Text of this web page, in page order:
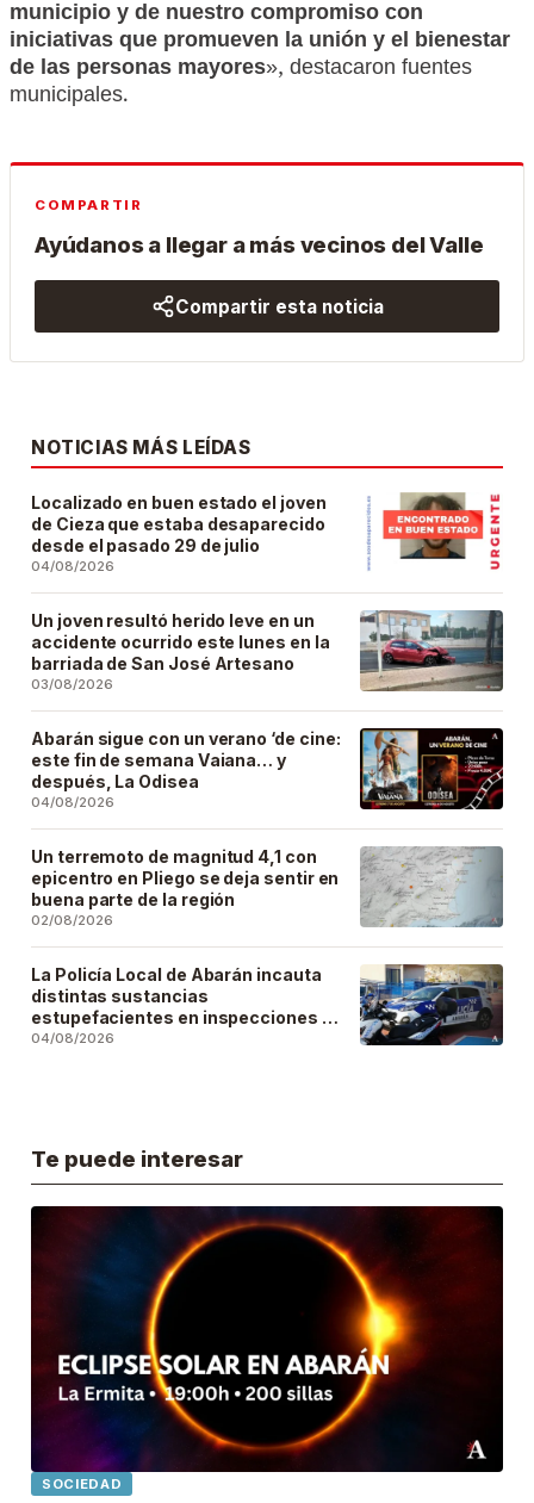
municipio y de nuestro compromiso con
iniciativas que promueven la unión y el bienestar
de las personas mayores», destacaron fuentes
municipales.
COMPARTIR
Ayúdanos a llegar a más vecinos del Valle
Compartir esta noticia
NOTICIAS MÁS LEÍDAS
Localizado en buen estado el joven
de Cieza que estaba desaparecido
desde el pasado 29 de julio
04/08/2026
Un joven resultó herido leve en un
accidente ocurrido este lunes en la
barriada de San José Artesano
03/08/2026
Abarán sigue con un verano ‘de cine:
este fin de semana Vaiana… y
después, La Odisea
04/08/2026
Un terremoto de magnitud 4,1 con
epicentro en Pliego se deja sentir en
buena parte de la región
02/08/2026
La Policía Local de Abarán incauta
distintas sustancias
estupefacientes en inspecciones a
locales públicos del municipio
04/08/2026
Te puede interesar
SOCIEDAD